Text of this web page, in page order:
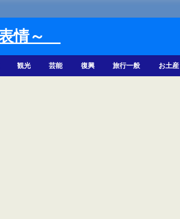
表情～
観光 芸能 復興 旅行一般 お土